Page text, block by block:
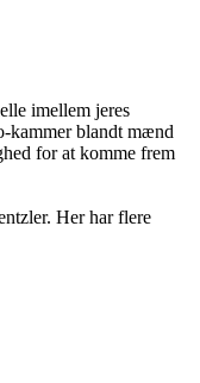
imellem jeres
kammer blandt mænd
for at komme frem
Her har flere